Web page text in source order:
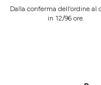
Dalla conferma dell’ordine al
in 12/96 ore.